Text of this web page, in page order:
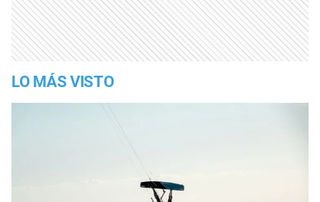
LO MÁS VISTO